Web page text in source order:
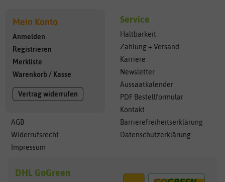
Mein Konto
Anmelden
Registrieren
Merkliste
Warenkorb / Kasse
Vertrag widerrufen
AGB
Widerrufsrecht
Impressum
Service
Haltbarkeit
Zahlung + Versand
Karriere
Newsletter
Aussaatkalender
PDF Bestellformular
Kontakt
Barrierefreiheitserklärung
Datenschutzerklärung
DHL GoGreen